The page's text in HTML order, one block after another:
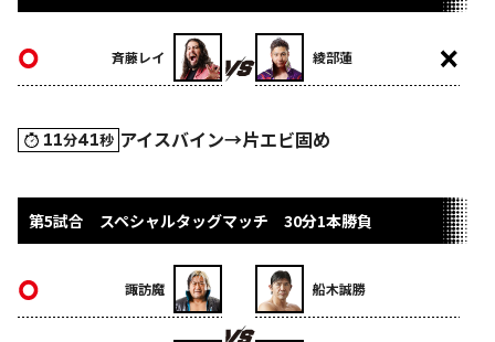
斉藤レイ 綾部蓮
11分41秒 アイスバイン→片エビ固め
第5試合 スペシャルタッグマッチ 30分1本勝負
諏訪魔 船木誠勝